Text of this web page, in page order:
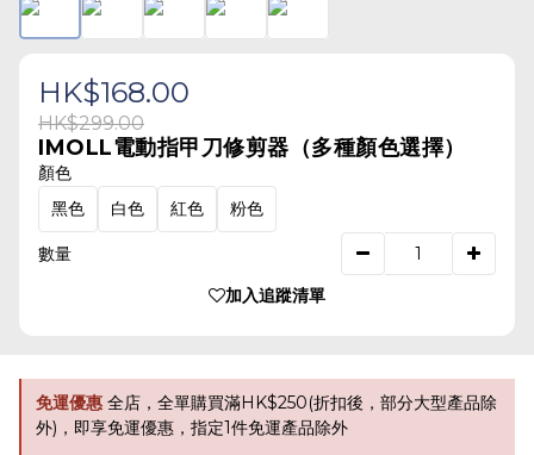
HK$168.00
HK$299.00
IMOLL電動指甲刀修剪器（多種顏色選擇）
顏色
黑色
白色 紅色 粉色
數量
加入追蹤清單
免運優惠 全店，全單購買滿HK$250(折扣後，部分大型產品除
外)，即享免運優惠，指定1件免運產品除外